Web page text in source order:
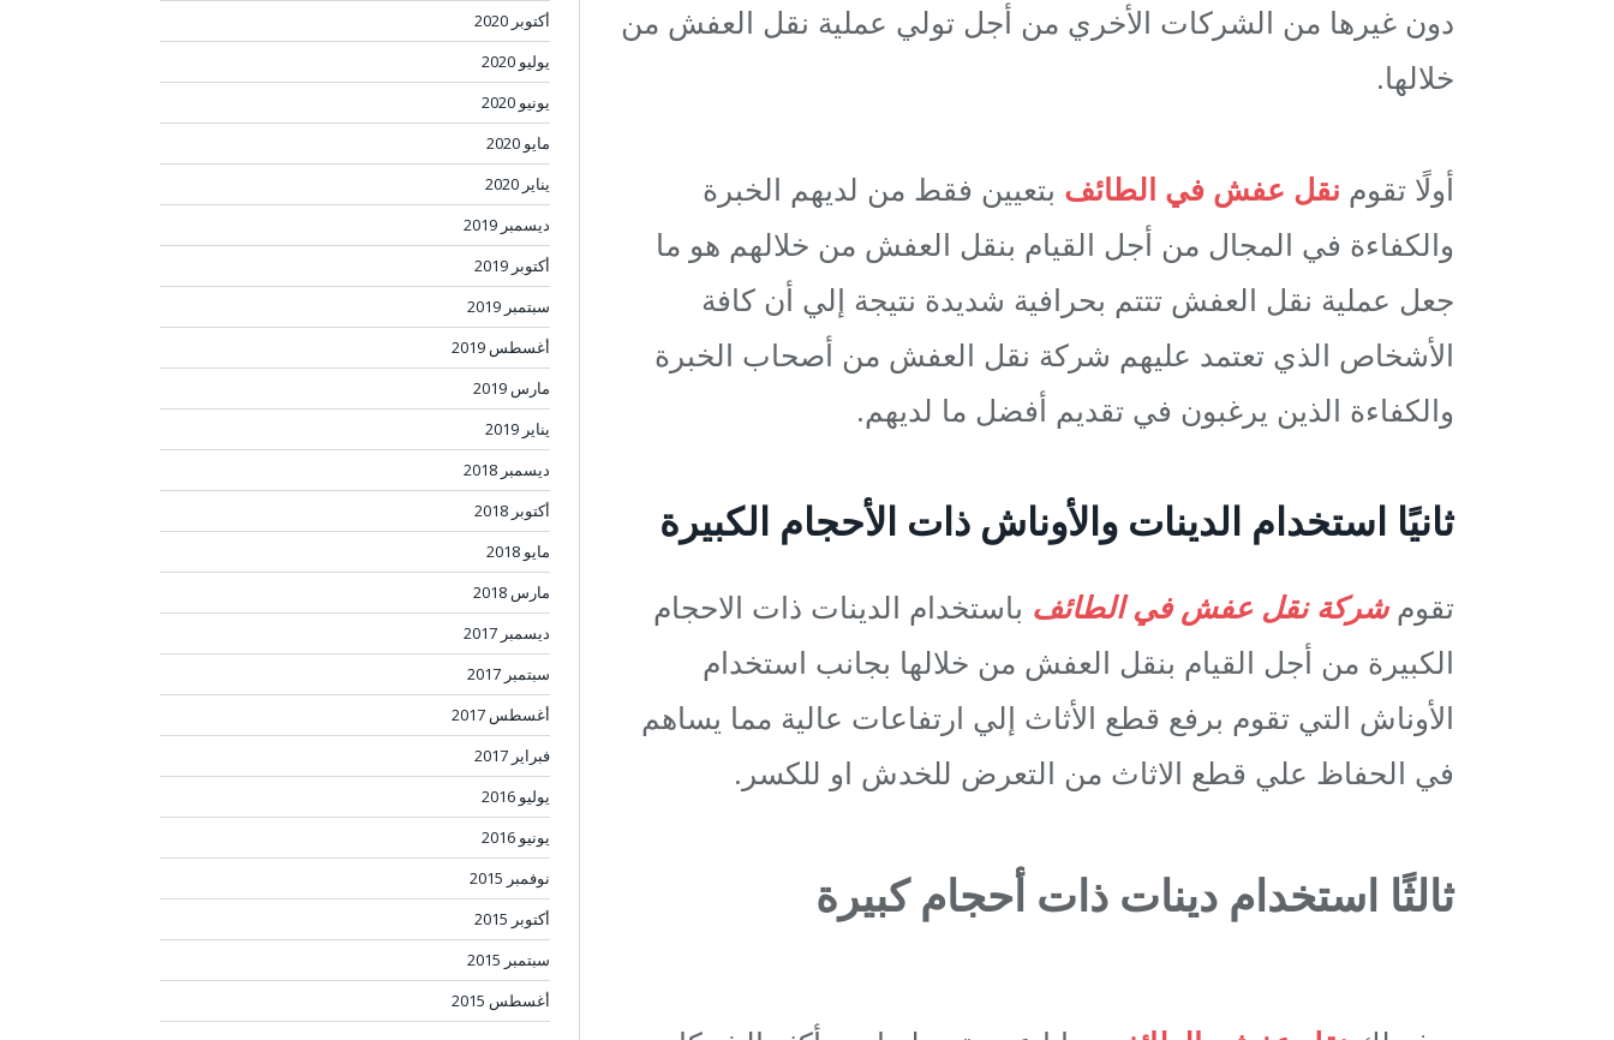
دون غيرها من الشركات الأخري من أجل تولي عملية نقل العفش من
خلالها.
أولًا تقوم نقل عفش في الطائف بتعيين فقط من لديهم الخبرة
والكفاءة في المجال من أجل القيام بنقل العفش من خلالهم هو ما
جعل عملية نقل العفش تتتم بحرافية شديدة نتيجة إلي أن كافة
الأشخاص الذي تعتمد عليهم شركة نقل العفش من أصحاب الخبرة
والكفاءة الذين يرغبون في تقديم أفضل ما لديهم.
ثانيًا استخدام الدينات والأوناش ذات الأحجام الكبيرة
تقومشركة نقل عفش في الطائف باستخدام الدينات ذات الاحجام
الكبيرة من أجل القيام بنقل العفش من خلالها بجانب استخدام
الأوناش التي تقوم برفع قطع الأثاث إلي ارتفاعات عالية مما يساهم
في الحفاظ علي قطع الاثاث من التعرض للخدش او للكسر.
ثالثًا استخدام دينات ذات أحجام كبيرة
أكتوبر 2020
يوليو 2020
يونيو 2020
مايو 2020
يناير 2020
ديسمبر 2019
أكتوبر 2019
سبتمبر 2019
أغسطس 2019
مارس 2019
يناير 2019
ديسمبر 2018
أكتوبر 2018
مايو 2018
مارس 2018
ديسمبر 2017
سبتمبر 2017
أغسطس 2017
فبراير 2017
يوليو 2016
يونيو 2016
نوفمبر 2015
أكتوبر 2015
سبتمبر 2015
أغسطس 2015